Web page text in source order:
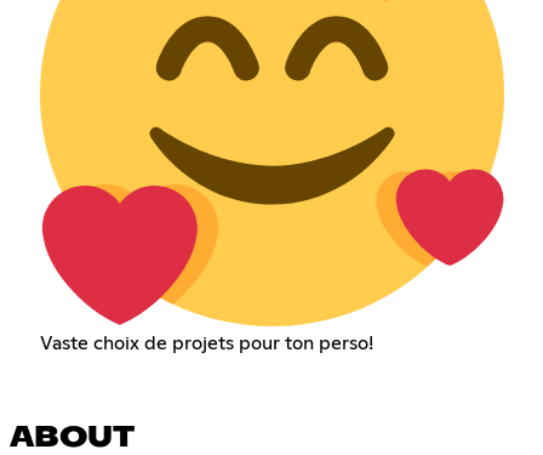
Vaste choix de projets pour ton perso!
ABOUT